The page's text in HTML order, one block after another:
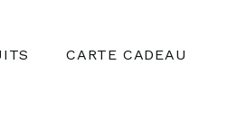
CARTE CADEAU